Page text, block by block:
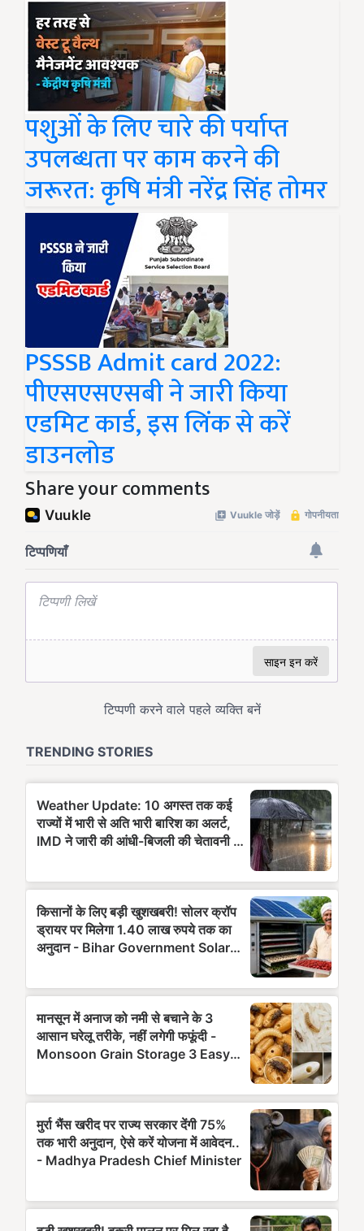
पशुओं के लिए चारे की पर्याप्त
उपलब्धता पर काम करने की
जरूरत: कृषि मंत्री नरेंद्र सिंह तोमर
PSSSB Admit card 2022:
पीएसएसएसबी ने जारी किया
एडमिट कार्ड, इस लिंक से करें
डाउनलोड
Share your comments